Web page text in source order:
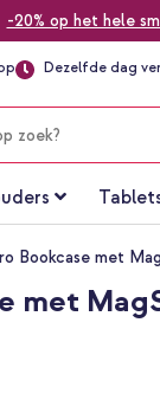
-20% op het hele
Dezelfde dag
Bookcase met
met